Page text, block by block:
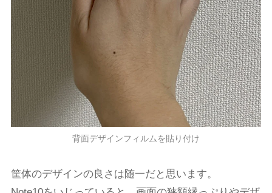
背面デザインフィルムを貼り付け
筐体のデザインの良さは随一だと思います。